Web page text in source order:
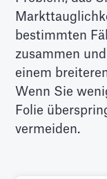
bestimmten
zusammen
einem
Wenn Sie
Folie
vermeiden.